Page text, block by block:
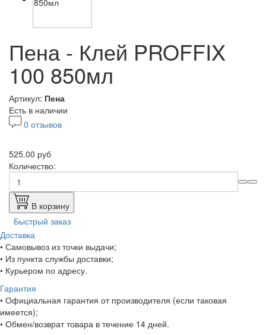
Пена - Клей PROFFIX
100 850мл
Артикул: Пена
Есть в наличии
0 отзывов
525.00 руб
Количество:
В корзину
Быстрый заказ
Доставка
• Самовывоз из точки выдачи;
• Из пункта службы доставки;
• Курьером по адресу.
Гарантия
• Официальная гарантия от производителя (если таковая
имеется);
• Обмен/возврат товара в течение 14 дней.